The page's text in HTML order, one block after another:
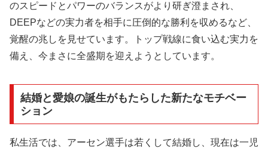
のスピードとパワーのバランスがより研ぎ澄まされ、
DEEPなどの実力者を相手に圧倒的な勝利を収めるなど、
覚醒の兆しを見せています。トップ戦線に食い込む実力を
備え、今まさに全盛期を迎えようとしています。
結婚と愛娘の誕生がもたらした新たなモチベー
ション
私生活では、アーセン選手は若くして結婚し、現在は一児